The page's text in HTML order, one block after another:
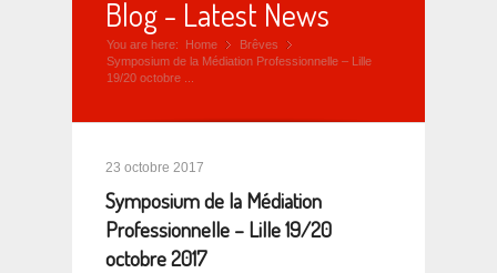
Blog - Latest News
You are here: Home »
Brêves
Symposium de la Médiation Professionnelle – Lille
19/20 octobre ...
23 octobre 2017
Symposium de la Médiation
Professionnelle – Lille 19/20
octobre 2017